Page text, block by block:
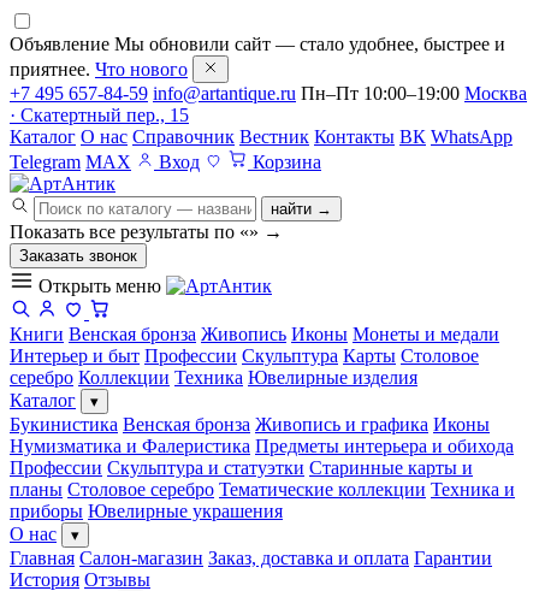
Объявление Мы обновили сайт — стало удобнее, быстрее и
приятнее. Что нового
+7 495 657-84-59 info@artantique.ru Пн–Пт 10:00–19:00 Москва
· Скатертный пер., 15
Каталог О нас Справочник Вестник Контакты ВК WhatsApp
Telegram MAX Вход Корзина
найти →
Показать все результаты по «» →
Заказать звонок
Открыть меню
Книги Венская бронза Живопись Иконы Монеты и медали
Интерьер и быт Профессии Скульптура Карты Столовое
серебро Коллекции Техника Ювелирные изделия
Каталог
▾
Букинистика Венская бронза Живопись и графика Иконы
Нумизматика и Фалеристика Предметы интерьера и обихода
Профессии Скульптура и статуэтки Старинные карты и
планы Столовое серебро Тематические коллекции Техника и
приборы Ювелирные украшения
О нас
▾
Главная Салон-магазин Заказ, доставка и оплата Гарантии
История Отзывы